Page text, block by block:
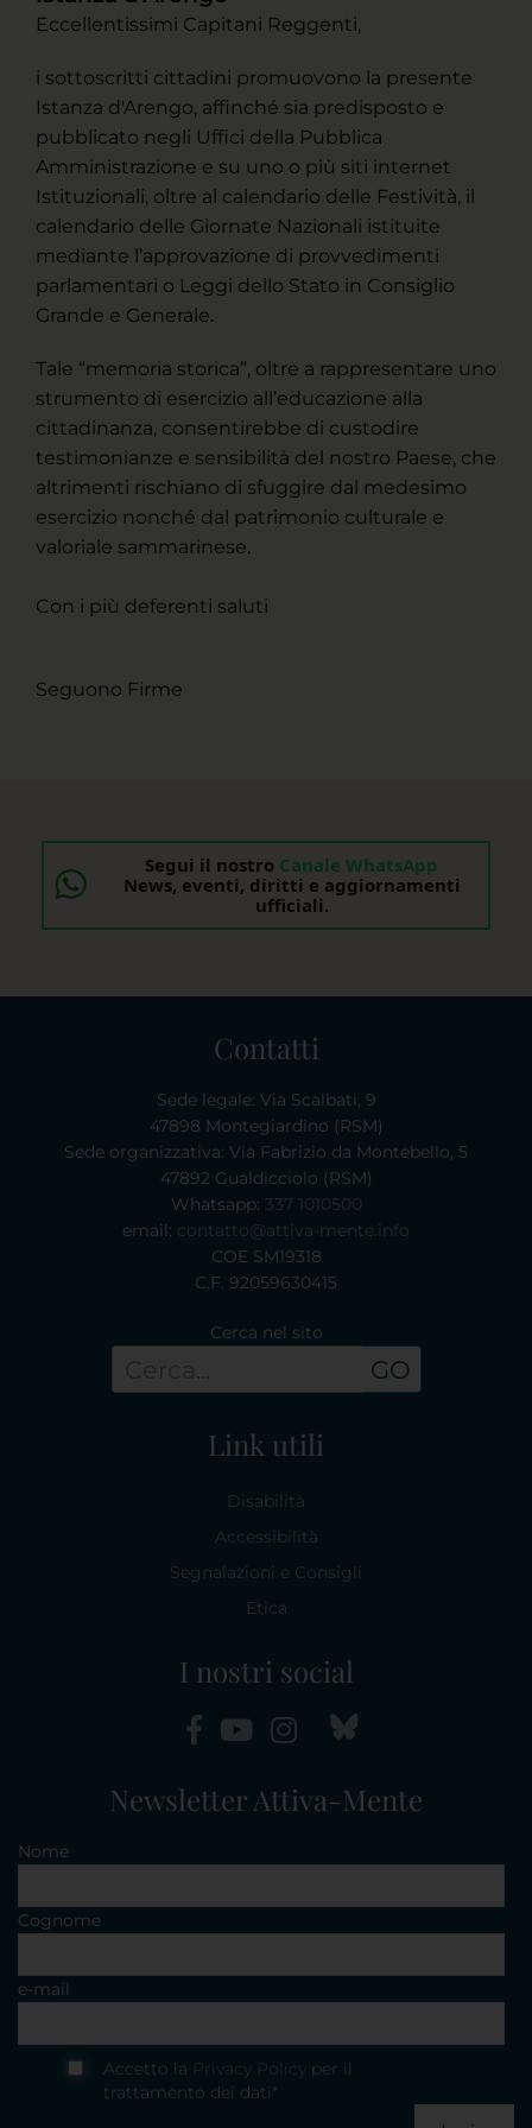
Eccellentissimi Capitani Reggenti,
i sottoscritti cittadini promuovono la presente
Istanza d'Arengo, affinché sia predisposto e
pubblicato negli Uffici della Pubblica
Amministrazione e su uno o più siti internet
Istituzionali, oltre al calendario delle Festività, il
calendario delle Giornate Nazionali istituite
mediante l’approvazione di provvedimenti
parlamentari o Leggi dello Stato in Consiglio
Grande e Generale.
Tale “memoria storica”, oltre a rappresentare uno
strumento di esercizio all’educazione alla
cittadinanza, consentirebbe di custodire
testimonianze e sensibilità del nostro Paese, che
altrimenti rischiano di sfuggire dal medesimo
esercizio nonché dal patrimonio culturale e
valoriale sammarinese.
Con i più deferenti saluti
Seguono Firme
Segui il nostro Canale WhatsApp
News, eventi, diritti e aggiornamenti
ufficiali.
Contatti
Sede legale: Via Scalbati, 9
47898 Montegiardino (RSM)
Sede organizzativa: Via Fabrizio da Montebello, 5
47892 Gualdicciolo (RSM)
Whatsapp: 337 1010500
email: contatto@attiva-mente.info
COE SM19318
C.F. 92059630415
Cerca nel sito
GO
Link utili
Disabilità
Accessibilità
Segnalazioni e Consigli
Etica
I nostri social
Newsletter Attiva-Mente
Nome
Cognome
e-mail
Accetto la Privacy Policy per il
trattamento dei dati*